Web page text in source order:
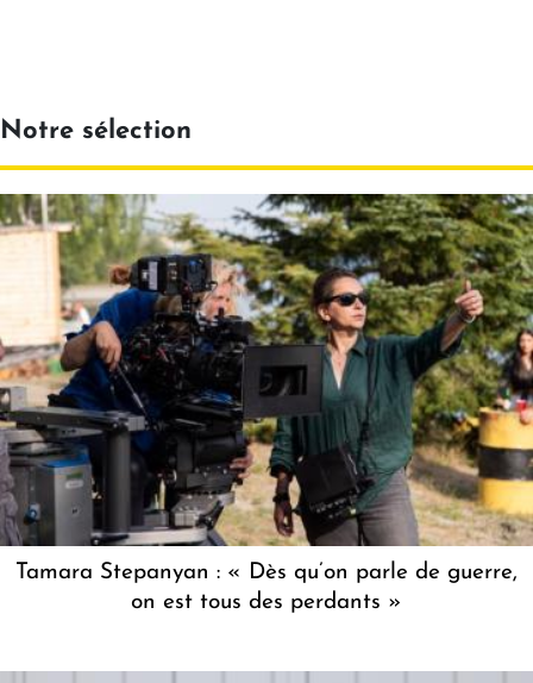
Notre sélection
Tamara Stepanyan : « Dès qu’on parle de guerre,
on est tous des perdants »